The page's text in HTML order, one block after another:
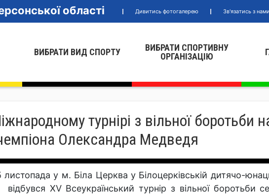
області Дивитись фотогалерею Зв'язатись з нами
ВИБРАТИ ВИД СПОРТУ
ВИБРАТИ СПОРТИВНУ
ОРГАНIЗАЦIЮ
турнірі з вільної боротьби
Олександра Медведя
у м. Біла Церква у Білоцерківській дитячо-
ХV Всеукраїнський турнір з вільної боротьби